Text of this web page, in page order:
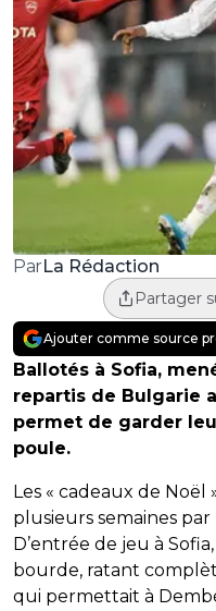
ParLa Rédaction
Partager
Ajouter comme source
Ballotés à Sofia,
repartis de Bulgarie
permet de garder
poule.
Les « cadeaux de
plusieurs semaines
D’entrée de jeu à
bourde, ratant
qui permettait à